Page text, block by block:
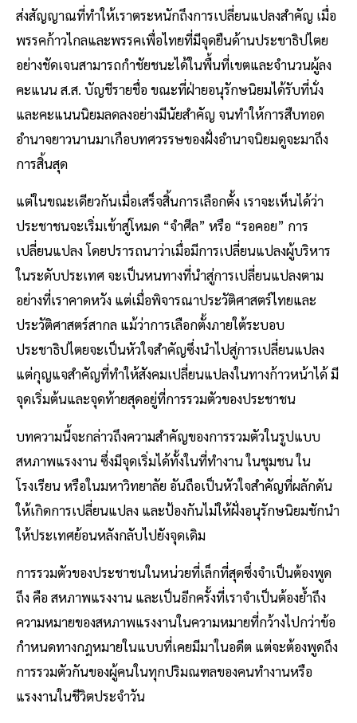
ส่งสัญญาณที่ทำให้เราตระหนักถึงการเปลี่ยนแปลงสำคัญ เมื่อ
พรรคก้าวไกลและพรรคเพื่อไทยที่มีจุดยืนด้านประชาธิปไตย
อย่างชัดเจนสามารถกำชัยชนะได้ในพื้นที่เขตและจำนวนผู้ลง
คะแนน ส.ส. บัญชีรายชื่อ ขณะที่ฝ่ายอนุรักษนิยมได้รับที่นั่ง
และคะแนนนิยมลดลงอย่างมีนัยสำคัญ จนทำให้การสืบทอด
อำนาจยาวนานมาเกือบทศวรรษของฝั่งอำนาจนิยมดูจะมาถึง
การสิ้นสุด
แต่ในขณะเดียวกันเมื่อเสร็จสิ้นการเลือกตั้ง เราจะเห็นได้ว่า
ประชาชนจะเริ่มเข้าสู่โหมด “จำศีล” หรือ “รอคอย” การ
เปลี่ยนแปลง โดยปรารถนาว่าเมื่อมีการเปลี่ยนแปลงผู้บริหาร
ในระดับประเทศ จะเป็นหนทางที่นำสู่การเปลี่ยนแปลงตาม
อย่างที่เราคาดหวัง แต่เมื่อพิจารณาประวัติศาสตร์ไทยและ
ประวัติศาสตร์สากล แม้ว่าการเลือกตั้งภายใต้ระบอบ
ประชาธิปไตยจะเป็นหัวใจสำคัญซึ่งนำไปสู่การเปลี่ยนแปลง
แต่กุญแจสำคัญที่ทำให้สังคมเปลี่ยนแปลงในทางก้าวหน้าได้ มี
จุดเริ่มต้นและจุดท้ายสุดอยู่ที่การรวมตัวของประชาชน
บทความนี้จะกล่าวถึงความสำคัญของการรวมตัวในรูปแบบ
สหภาพแรงงาน ซึ่งมีจุดเริ่มได้ทั้งในที่ทำงาน ในชุมชน ใน
โรงเรียน หรือในมหาวิทยาลัย อันถือเป็นหัวใจสำคัญที่ผลักดัน
ให้เกิดการเปลี่ยนแปลง และป้องกันไม่ให้ฝั่งอนุรักษนิยมชักนำ
ให้ประเทศย้อนหลังกลับไปยังจุดเดิม
การรวมตัวของประชาชนในหน่วยที่เล็กที่สุดซึ่งจำเป็นต้องพูด
ถึง คือ สหภาพแรงงาน และเป็นอีกครั้งที่เราจำเป็นต้องย้ำถึง
ความหมายของสหภาพแรงงานในความหมายที่กว้างไปกว่าข้อ
กำหนดทางกฎหมายในแบบที่เคยมีมาในอดีต แต่จะต้องพูดถึง
การรวมตัวกันของผู้คนในทุกปริมณฑลของคนทำงานหรือ
แรงงานในชีวิตประจำวัน